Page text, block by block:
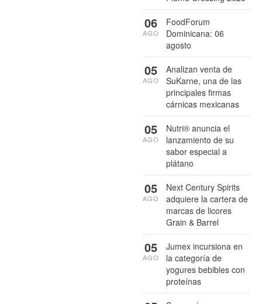
FoodForum
Dominicana: 06
agosto
06
AGO
Analizan venta de
SuKarne, una de las
principales firmas
cárnicas mexicanas
05
AGO
Nutri® anuncia el
lanzamiento de su
sabor especial a
plátano
05
AGO
Next Century Spirits
adquiere la cartera de
marcas de licores
Grain & Barrel
05
AGO
Jumex incursiona en
la categoría de
yogures bebibles con
proteínas
05
AGO